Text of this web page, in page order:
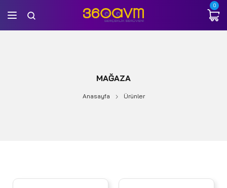
0
MAĞAZA
Anasayfa Ürünler